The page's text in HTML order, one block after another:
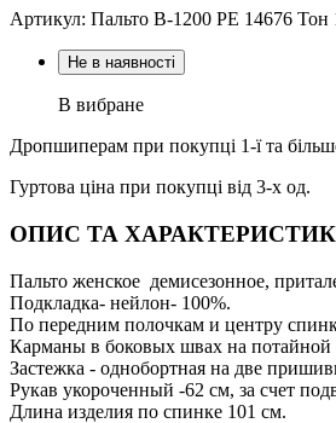
Артикул: Пальто В-1200 PE 14676 Тон
Не в наявності
В вибране
Дропшиперам при покупці 1-ї та
Гуртова ціна при покупці від 3-х од.
ОПИС ТА
Пальто женское демисезонное,
Подкладка- нейлон- 100%.
По передним полочкам и центру
Карманы в боковых швах на
Застежка - однобортная на две
Рукав укороченный -62 см, за счет
Длина изделия по спинке 101 см.